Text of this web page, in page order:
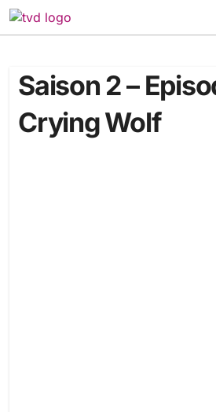
Passer
au
Saison 2 –
Crying Wolf